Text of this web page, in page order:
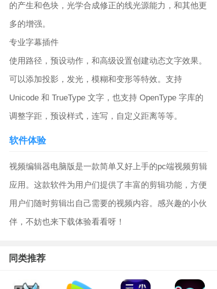
的产生和色块，光学合成修正的线光源能力，和其他更
多的增强。
专业字幕插件
使用路径，预设动作，和高级设置创建动态文字效果。
可以添加投影，发光，模糊和变形等特效。支持
Unicode 和 TrueType 文字，也支持 OpenType 字库的
调整字距，预设样式，连写，自定义距离等等。
软件体验
视频编辑器电脑版是一款简单又好上手的pc端视频剪辑
应用。这款软件为用户们提供了丰富的剪辑功能，方便
用户们随时剪辑出自己需要的视频内容。感兴趣的小伙
伴，不妨也来下载体验看看呀！
同类推荐